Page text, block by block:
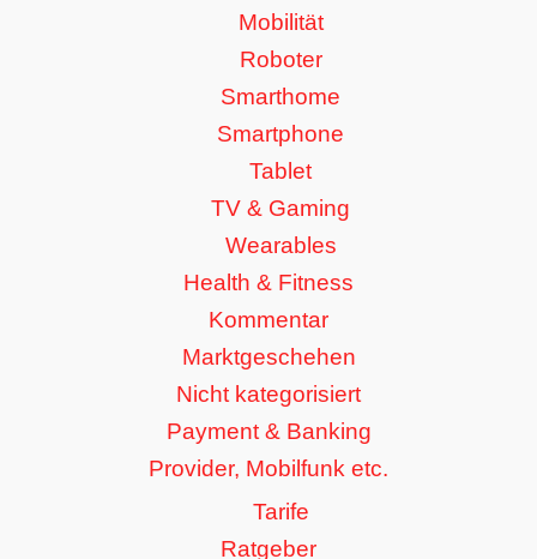
Mobilität
Roboter
Smarthome
Smartphone
Tablet
TV & Gaming
Wearables
Health & Fitness
Kommentar
Marktgeschehen
Nicht kategorisiert
Payment & Banking
Provider, Mobilfunk etc.
Tarife
Ratgeber